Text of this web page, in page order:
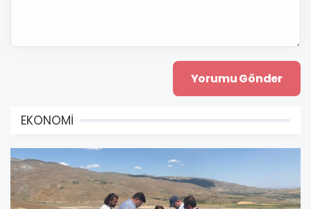
EKONOMİ